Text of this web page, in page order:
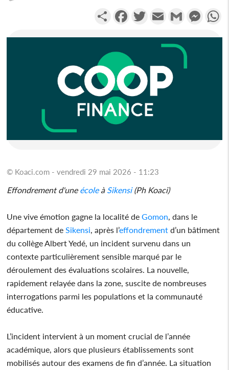
PartagerFacebookTwitterEmail Gmail
© Koaci.com - vendredi 29 mai 2026 - 11:23
Effondrement d'une écoleà Sikensi(Ph Koaci)
Une vive émotion gagne la localité deGomon , dans le
département de Sikensi , après l’effondrement d’un bâtiment
du collège Albert Yedé, un incident survenu dans un
contexte particulièrement sensible marqué par le
déroulement des évaluations scolaires. La nouvelle,
rapidement relayée dans la zone, suscite de nombreuses
interrogations parmi les populations et la communauté
éducative.
L’incident intervient à un moment crucial de l’année
académique, alors que plusieurs établissements sont
mobilisés autour des examens de fin d’année. La situation